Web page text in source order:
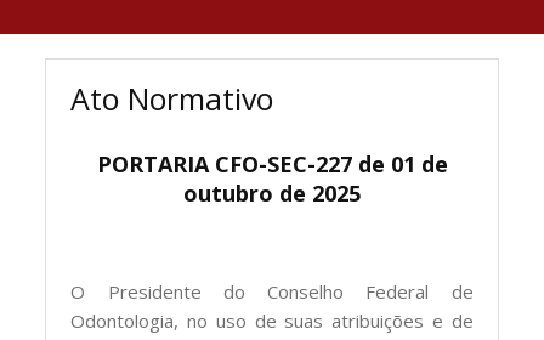
Ato Normativo
PORTARIA CFO-SEC-227 de 01 de
outubro de 2025
O Presidente do Conselho Federal de
Odontologia, no uso de suas atribuições e de